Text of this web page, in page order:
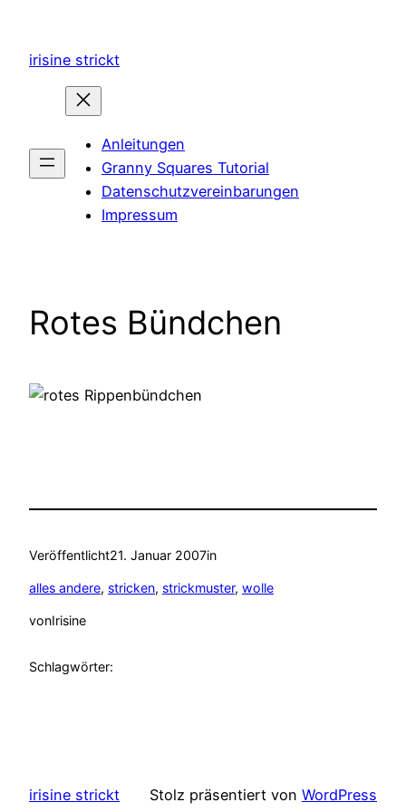
springen
irisine strickt
Anleitungen
Granny Squares Tutorial
Datenschutzvereinbarungen
Impressum
Rotes Bündchen
Veröffentlicht21. Januar 2007in
alles andere, stricken, strickmuster, wolle
vonIrisine
Schlagwörter:
irisine strickt Stolz präsentiert von WordPress